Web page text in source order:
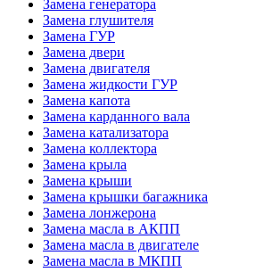
Замена генератора
Замена глушителя
Замена ГУР
Замена двери
Замена двигателя
Замена жидкости ГУР
Замена капота
Замена карданного вала
Замена катализатора
Замена коллектора
Замена крыла
Замена крыши
Замена крышки багажника
Замена лонжерона
Замена масла в АКПП
Замена масла в двигателе
Замена масла в МКПП